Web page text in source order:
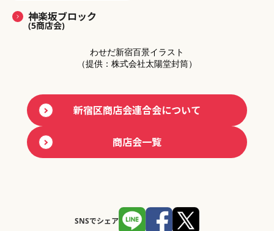
神楽坂ブロック
(5商店会)
わせだ新宿百景イラスト
（提供：株式会社太陽堂封筒）
新宿区商店会連合会について
商店会一覧
SNSでシェア